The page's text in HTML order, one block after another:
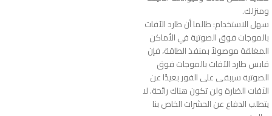
ومنزلك.
سهل الاستخدام: طالما أن طارد الآفات
بالموجات فوق الصوتية في الأماكن
المغلقة موصولاً بمنفذ الطاقة، فإن
قابس طارد الآفات بالموجات فوق
الصوتية سيبقى على الفور بعيدًا عن
الآفات الضارة ولن تكون هناك رائحة. لا
يتطلب الدفاع عن الحشرات الخاص بنا